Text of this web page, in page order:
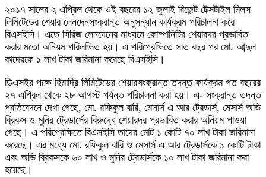
২০১৭ সালের ২ এপ্রিল থেকে ওই বছরের ১২ জুলাই রিজেন্ট টেক্সটাইল মিলস
লিমিটেডের শেয়ার লেনদেনসংক্রান্ত অনুসন্ধান কার্যক্রম পরিচালনা করে
বিএসইসি। এতে সিরিজ লেনদেনের মাধ্যমে কোম্পানিটির শেয়ারদর প্রভাবিত
করার মতো অনিয়ম পরিলক্ষিত হয়। এ পরিপ্রেক্ষিতে সাত বছর পর মো. আব্দুল
কাদেরকে ১ লাখ টাকা জরিমানা করেছে বিএসইসি।
ডিএসইর পক্ষে হিমাদ্রি লিমিটেডের শেয়ারসংক্রান্ত তদন্ত কার্যক্রম গত বছরের
২৭ এপ্রিল থেকে ২৮ আগস্ট পর্যন্ত পরিচালনা করা হয়। এ- সংক্রান্ত তদন্ত
প্রতিবেদনে দেখা গেছে, মো. রফিকুল বারি, মেসার্স এ আর ট্রেডার্স, মেসার্স অভি
ব্রিকস ও মুনির ট্রেডার্সের বিরুদ্ধে শেয়ারদর প্রভাবিত করার অনিয়ম পাওয়া
গেছে। এ পরিপ্রেক্ষিতে বিএসইসি তাদের মোট ১ কোটি ৭০ লাখ টাকা জরিমানা
করেছে। এর মধ্যে মো. রফিকুল বারি ও মেসার্স এ আর ট্রেডার্সকে ১ কোটি টাকা
এবং অভি ব্রিকসকে ৬০ লাখ ও মুনির ট্রেডার্সকে ১০ লাখ টাকা জরিমানা করা
হয়েছে।